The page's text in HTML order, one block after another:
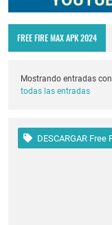
FREE FIRE MAX APK 2024
Mostrando entradas
todas las entradas
DESCARGAR Free